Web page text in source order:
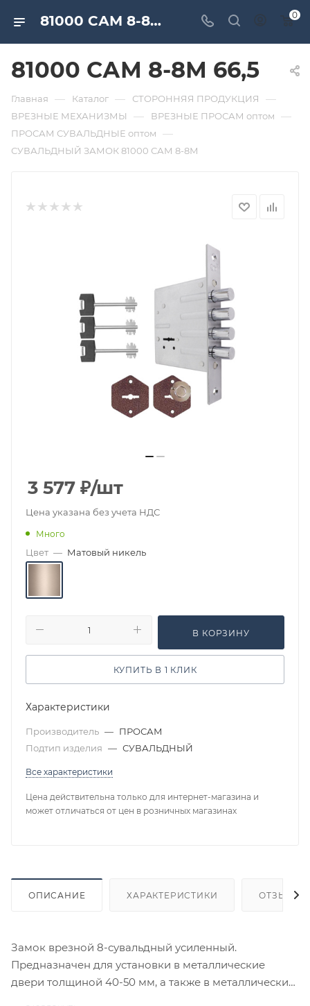
81000 САМ 8-8М 66,5. Дверная и мебельная фурнитура САМИР-КИЛИТ | Оптовые поставки 0
81000 САМ 8-8М 66,5
Главная — Каталог — СТОРОННЯЯ ПРОДУКЦИЯ —
ВРЕЗНЫЕ МЕХАНИЗМЫ — ВРЕЗНЫЕ ПРОСАМ оптом —
ПРОСАМ СУВАЛЬДНЫЕ оптом —
СУВАЛЬДНЫЙ ЗАМОК 81000 САМ 8-8М
3 577 ₽/шт
Цена указана без учета НДС
Много
Цвет — Матовый никель
В КОРЗИНУ
КУПИТЬ В 1 КЛИК
Характеристики
Производитель — ПРОСАМ
Подтип изделия — СУВАЛЬДНЫЙ
Все характеристики
Цена действительна только для интернет-магазина и
может отличаться от цен в розничных магазинах
ОПИСАНИЕ ХАРАКТЕРИСТИКИ ОТЗЫВЫ
Замок врезной 8-сувальдный усиленный.
Предназначен для установки в металлические
двери толщиной 40-50 мм, а также в металлические